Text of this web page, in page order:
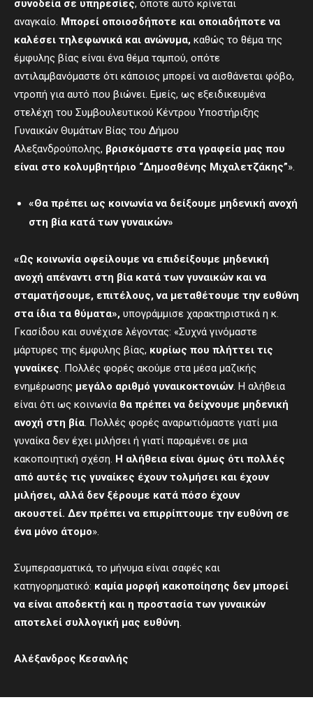
συνοδεία σε υπηρεσίες, όποτε αυτό κρίνεται
αναγκαίο. Μπορεί οποιοσδήποτε και οποιαδήποτε να
καλέσει τηλεφωνικά και ανώνυμα, καθώς το θέμα της
έμφυλης βίας είναι ένα θέμα ταμπού, οπότε
αντιλαμβανόμαστε ότι κάποιος μπορεί να αισθάνεται φόβο,
ντροπή για αυτό που βιώνει. Εμείς, ως εξειδικευμένα
στελέχη του Συμβουλευτικού Κέντρου Υποστήριξης
Γυναικών Θυμάτων Βίας του Δήμου
Αλεξανδρούπολης, βρισκόμαστε στα γραφεία μας που
είναι στο κολυμβητήριο “Δημοσθένης Μιχαλετζάκης”».
«Θα πρέπει ως κοινωνία να δείξουμε μηδενική ανοχή
στη βία κατά των γυναικών»
«Ως κοινωνία οφείλουμε να επιδείξουμε μηδενική
ανοχή απέναντι στη βία κατά των γυναικών και να
σταματήσουμε, επιτέλους, να μεταθέτουμε την ευθύνη
στα ίδια τα θύματα», υπογράμμισε χαρακτηριστικά η κ.
Γκασίδου και συνέχισε λέγοντας: «Συχνά γινόμαστε
μάρτυρες της έμφυλης βίας, κυρίως που πλήττει τις
γυναίκες. Πολλές φορές ακούμε στα μέσα μαζικής
ενημέρωσης μεγάλο αριθμό γυναικοκτονιών. Η αλήθεια
είναι ότι ως κοινωνία θα πρέπει να δείχνουμε μηδενική
ανοχή στη βία. Πολλές φορές αναρωτιόμαστε γιατί μια
γυναίκα δεν έχει μιλήσει ή γιατί παραμένει σε μια
κακοποιητική σχέση. Η αλήθεια είναι όμως ότι πολλές
από αυτές τις γυναίκες έχουν τολμήσει και έχουν
μιλήσει, αλλά δεν ξέρουμε κατά πόσο έχουν
ακουστεί. Δεν πρέπει να επιρρίπτουμε την ευθύνη σε
ένα μόνο άτομο».
Συμπερασματικά, το μήνυμα είναι σαφές και
κατηγορηματικό: καμία μορφή κακοποίησης δεν μπορεί
να είναι αποδεκτή και η προστασία των γυναικών
αποτελεί συλλογική μας ευθύνη.
Αλέξανδρος Κεσανλής